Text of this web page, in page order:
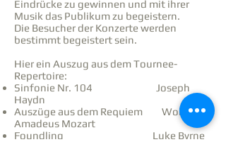
Eindrücke zu gewinnen und mit ihrer
Musik das Publikum zu begeistern.
Die Besucher der Konzerte werden
bestimmt begeistert sein.
Hier ein Auszug aus dem Tournee-
Repertoire:
Sinfonie Nr. 104 Joseph
Haydn
Auszüge aus dem Requiem Wolfgang
Amadeus Mozart
Foundling Luke Byrne